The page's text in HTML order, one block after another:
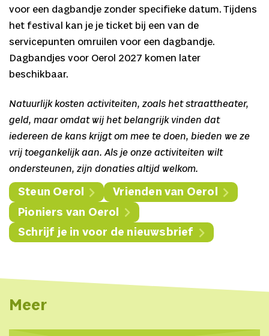
voor een dagbandje zonder specifieke datum. Tijdens
het festival kan je je ticket bij een van de
servicepunten omruilen voor een dagbandje.
Dagbandjes voor Oerol 2027 komen later
beschikbaar.
Natuurlijk kosten activiteiten, zoals het straattheater,
geld, maar omdat wij het belangrijk vinden dat
iedereen de kans krijgt om mee te doen, bieden we ze
vrij toegankelijk aan. Als je onze activiteiten wilt
ondersteunen, zijn donaties altijd welkom.
Steun Oerol
Vrienden van Oerol
Pioniers van Oerol
Schrijf je in voor de nieuwsbrief
Meer